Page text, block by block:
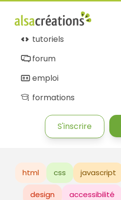
tutoriels
forum
emploi
formations
S'inscrire
html css javascript
design accessibilité